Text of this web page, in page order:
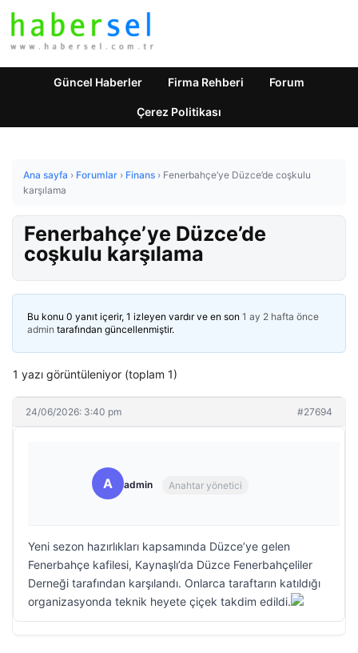
Güncel Haberler Firma Rehberi Forum
Çerez Politikası
Ana sayfa › Forumlar › Finans › Fenerbahçe’ye Düzce’de coşkulu
karşılama
Fenerbahçe’ye Düzce’de
coşkulu karşılama
Bu konu 0 yanıt içerir, 1 izleyen vardır ve en son 1 ay 2 hafta önce
admin tarafından güncellenmiştir.
1 yazı görüntüleniyor (toplam 1)
24/06/2026: 3:40 pm #27694
A admin Anahtar yönetici
Yeni sezon hazırlıkları kapsamında Düzce’ye gelen
Fenerbahçe kafilesi, Kaynaşlı’da Düzce Fenerbahçeliler
Derneği tarafından karşılandı. Onlarca taraftarın katıldığı
organizasyonda teknik heyete çiçek takdim edildi.